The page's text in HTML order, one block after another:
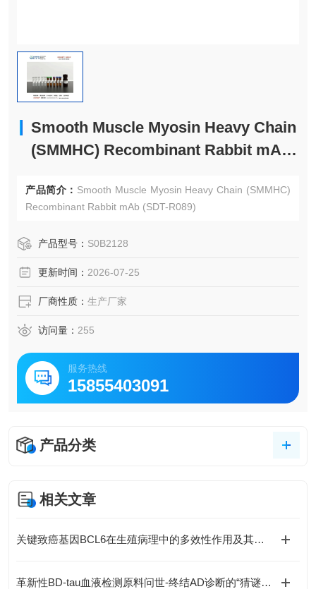
Smooth Muscle Myosin Heavy Chain
(SMMHC) Recombinant Rabbit mAb
产品简介： Smooth Muscle Myosin Heavy Chain (SMMHC)
Recombinant Rabbit mAb (SDT-R089)
产品型号： S0B2128
更新时间： 2026-07-25
厂商性质： 生产厂家
访问量： 255
服务热线
15855403091
产品分类
相关文章
关键致癌基因BCL6在生殖病理中的多效性作用及其分子机制
革新性BD-tau血液检测原料问世-终结AD诊断的“猜谜游戏”